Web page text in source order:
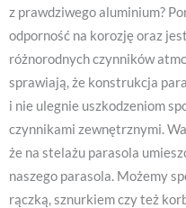
z prawdziwego aluminium?
odporność na korozję oraz
różnorodnych czynników
sprawiają, że konstrukcja
i nie ulegnie uszkodzeniom
czynnikami zewnętrznymi.
że na stelażu parasola
naszego parasola. Możemy
rączką, sznurkiem czy też